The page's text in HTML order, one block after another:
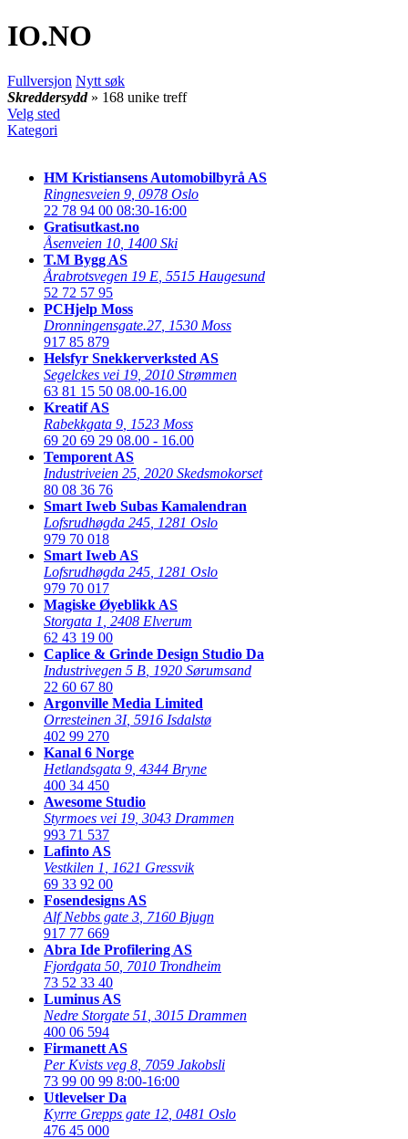
IO.NO
Fullversjon Nytt søk
Skreddersydd » 168 unike treff
Velg sted
Kategori
HM Kristiansens Automobilbyrå AS
Ringnesveien 9 0978 Oslo
22 78 94 00 08:30-16:00
Gratisutkast.no
Åsenveien 10 1400 Ski
T.M Bygg AS
Årabrotsvegen 19 E 5515 Haugesund
52 72 57 95
PCHjelp Moss
Dronningensgate.27, 1530 Moss
917 85 879
Helsfyr Snekkerverksted AS
Segelckes vei 19 2010 Strømmen
63 81 15 50 08.00-16.00
Kreatif AS
Rabekkgata 9 1523 Moss
69 20 69 29 08.00 - 16.00
Temporent AS
Industriveien 25 2020 Skedsmokorset
80 08 36 76
Smart Iweb Subas Kamalendran
Lofsrudhøgda 245 1281 Oslo
979 70 018
Smart Iweb AS
Lofsrudhøgda 245 1281 Oslo
979 70 017
Magiske Øyeblikk AS
Storgata 1 2408 Elverum
62 43 19 00
Caplice & Grinde Design Studio Da
Industrivegen 5 B 1920 Sørumsand
22 60 67 80
Argonville Media Limited
Orresteinen 3I, 5916 Isdalstø
402 99 270
Kanal 6 Norge
Hetlandsgata 9 4344 Bryne
400 34 450
Awesome Studio
Styrmoes vei 19 3043 Drammen
993 71 537
Lafinto AS
Vestkilen 1
1621 Gressvik
69 33 92 00
Fosendesigns AS
Alf Nebbs gate 3 7160 Bjugn
917 77 669
Abra Ide Profilering AS
Fjordgata 50 7010 Trondheim
73 52 33 40
Luminus AS
Nedre Storgate 51 3015 Drammen
400 06 594
Firmanett AS
Per Kvists veg 8 7059 Jakobsli
73 99 00 99 8:00-16:00
Utlevelser Da
Kyrre Grepps gate 12 0481 Oslo
476 45 000